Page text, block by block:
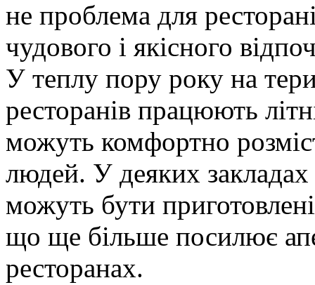
не проблема для
чудового і якісного
У теплу пору року на
ресторанів працюють
можуть комфортно
людей. У деяких закладах
можуть бути
що ще більше посилює
ресторанах.